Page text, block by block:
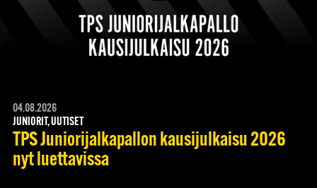
04.08.2026
JUNIORIT, UUTISET
TPS Juniorijalkapallon kausijulkaisu 2026
nyt luettavissa